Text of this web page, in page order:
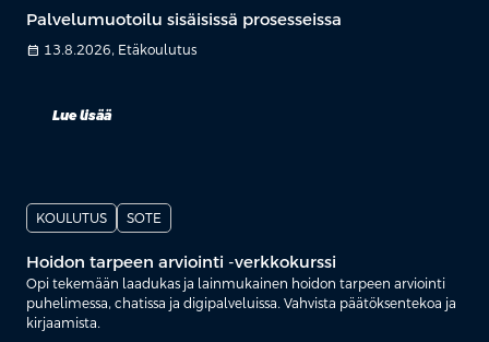
Palvelumuotoilu sisäisissä prosesseissa
calendar_month 13.8.2026, Etäkoulutus
Lue lisää
KOULUTUS SOTE
Hoidon tarpeen arviointi -verkkokurssi
Opi tekemään laadukas ja lainmukainen hoidon tarpeen arviointi
puhelimessa, chatissa ja digipalveluissa. Vahvista päätöksentekoa ja
kirjaamista.